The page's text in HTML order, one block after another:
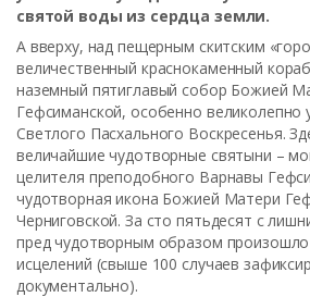
святой воды из сердца земли.
А вверху, над пещерным скитским
величественный краснокаменный
наземный пятиглавый собор Божией
Гефсиманской, особенно великолепно
Светлого Пасхального Воскресенья.
величайшие чудотворные святыни –
целителя преподобного Варнавы
чудотворная икона Божией Матери
Черниговской. За сто пятьдесят с
пред чудотворным образом
исцелений (свыше 100 случаев
документально).